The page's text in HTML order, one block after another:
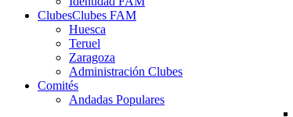
ClubesClubes FAM
Huesca
Teruel
Zaragoza
Administración Clubes
Comités
Andadas Populares